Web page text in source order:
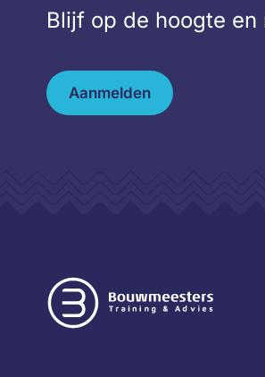
Blijf op de hoogte en
Aanmelden